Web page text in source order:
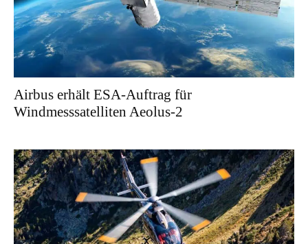
Airbus erhält ESA-Auftrag für
Windmesssatelliten Aeolus-2